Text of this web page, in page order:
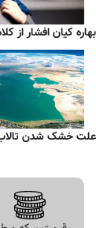
بهاره کیان افشار از
علت خشک شدن